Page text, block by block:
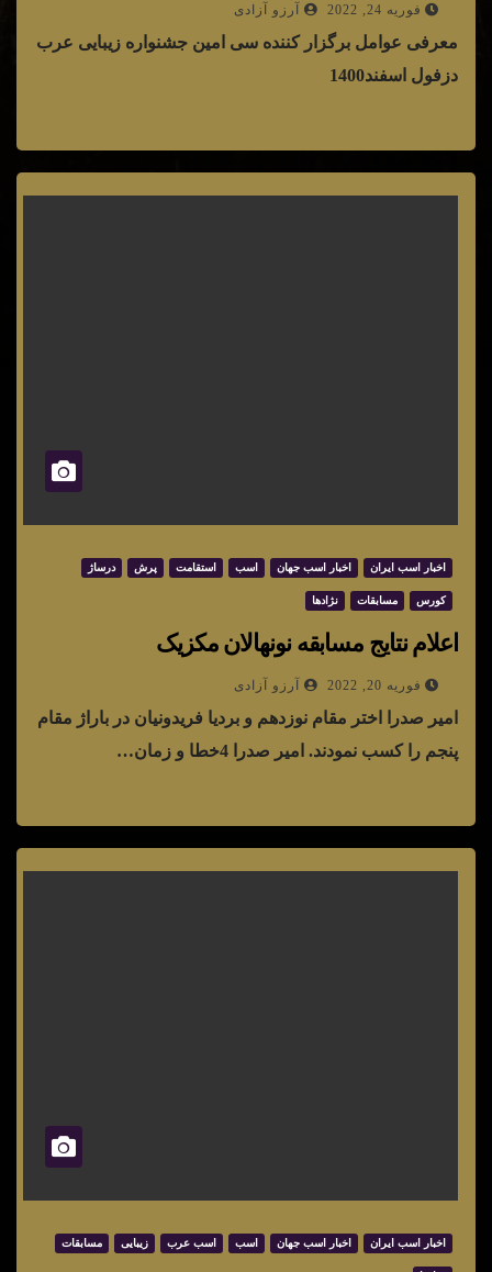
فوریه 24, 2022 آرزو آزادی
معرفی عوامل برگزار کننده سی امین جشنواره زیبایی عرب
دزفول اسفند1400
اخبار اسب ایران اخبار اسب جهان اسب استقامت پرش درساژ
کورس مسابقات نژادها
اعلام نتایج مسابقه نونهالان مکزیک
فوریه 20, 2022 آرزو آزادی
امیر صدرا اختر مقام نوزدهم و بردیا فریدونیان در باراژ مقام
پنجم را کسب نمودند. امیر صدرا 4خطا و زمان…
اخبار اسب ایران اخبار اسب جهان اسب اسب عرب زیبایی مسابقات